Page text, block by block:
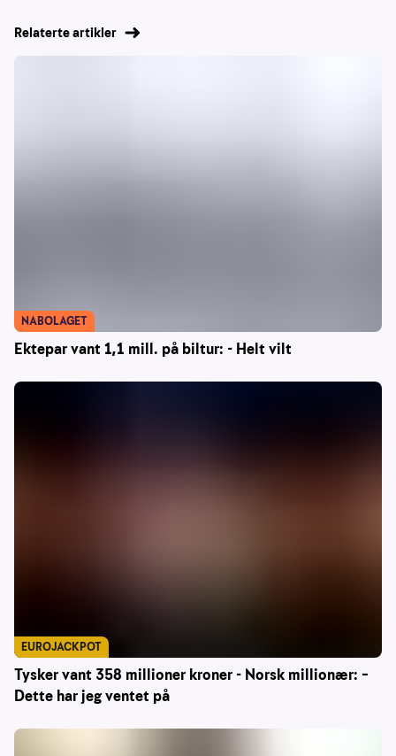
Relaterte artikler
Ektepar vant 1,1 mill. på biltur: - Helt vilt
NABOLAGET
Tysker vant 358 millioner kroner - Norsk millionær: –
Dette har jeg ventet på
EUROJACKPOT